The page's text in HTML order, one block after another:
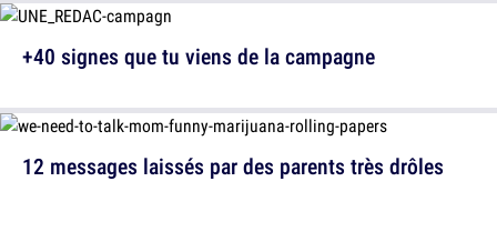
12 messages laissés par des parents très drôles
+40 signes que tu viens de la campagne